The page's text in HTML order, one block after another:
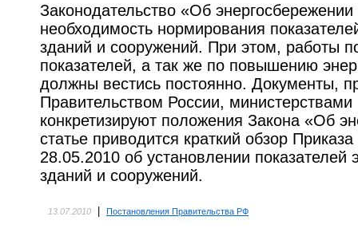
Законодательство «Об
необходимость нормирования
зданий и сооружений. При этом, работы
показателей, а так же по повышению
должны вестись постоянно. Документы,
Правительством России,
конкретизируют положения Закона «Об
статье приводится краткий обзор
28.05.2010 об установлении показателей
зданий и сооружений.
13.07.2010 Постановления Правительства РФ